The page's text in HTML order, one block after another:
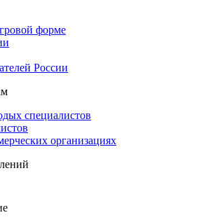
форме
России
специалистов
организациях